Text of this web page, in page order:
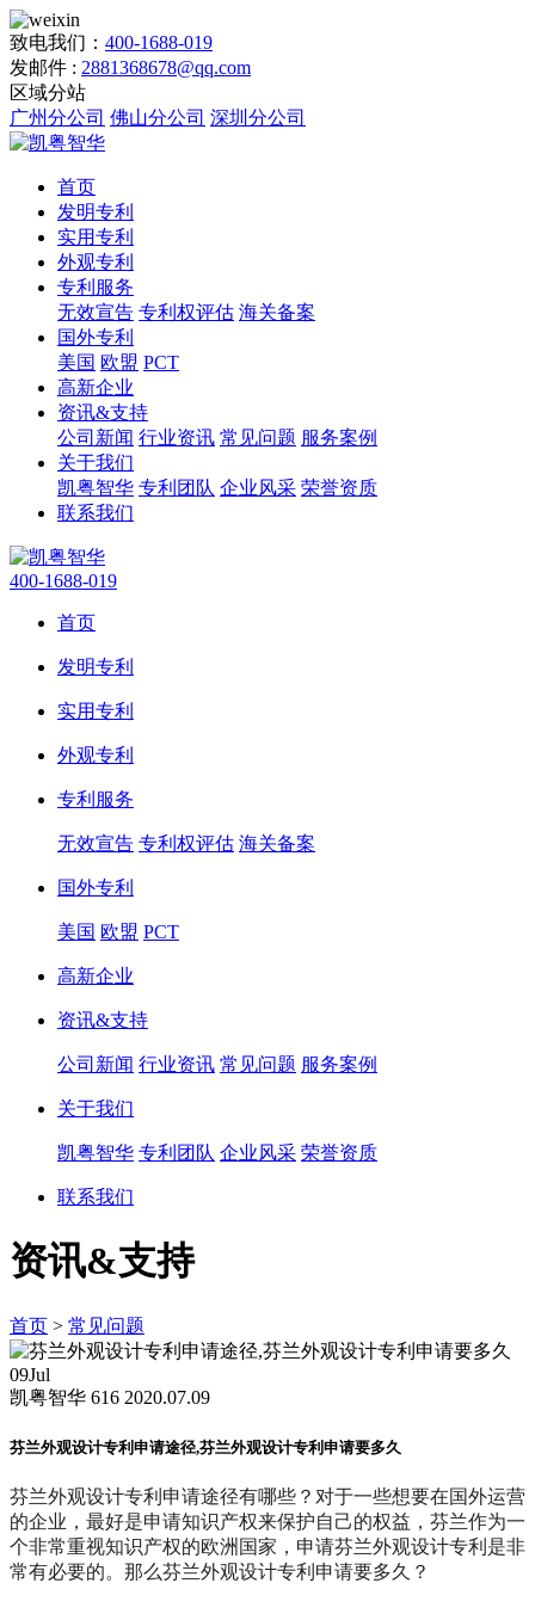
致电我们： 400-1688-019
发邮件 : 2881368678@qq.com
区域分站
广州分公司 佛山分公司 深圳分公司
首页
发明专利
实用专利
外观专利
专利服务
无效宣告 专利权评估 海关备案
国外专利
美国 欧盟 PCT
高新企业
资讯&支持
公司新闻 行业资讯 常见问题 服务案例
关于我们
凯粤智华 专利团队 企业风采 荣誉资质
联系我们
400-1688-019
首页
发明专利
实用专利
外观专利
专利服务
无效宣告 专利权评估 海关备案
国外专利
美国 欧盟 PCT
高新企业
资讯&支持
公司新闻 行业资讯 常见问题 服务案例
关于我们
凯粤智华 专利团队 企业风采 荣誉资质
联系我们
资讯&支持
首页 > 常见问题
09Jul
凯粤智华 616 2020.07.09
​芬兰外观设计专利申请途径,芬兰外观设计专利申请要多久
芬兰外观设计专利申请途径有哪些？对于一些想要在国外运营
的企业，最好是申请知识产权来保护自己的权益，芬兰作为一
个非常重视知识产权的欧洲国家，申请芬兰外观设计专利是非
常有必要的。那么芬兰外观设计专利申请要多久？